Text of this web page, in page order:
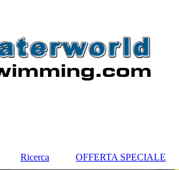
Ricerca OFFERTA SPECIALE